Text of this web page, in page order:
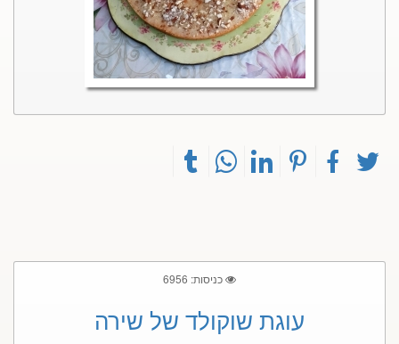
כניסות: 6956
עוגת שוקולד של שירה